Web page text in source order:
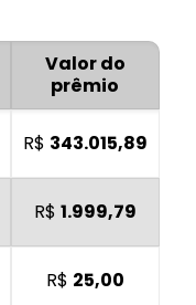
Valor do
prêmio
R$ 343.015,89
R$ 1.999,79
R$ 25,00